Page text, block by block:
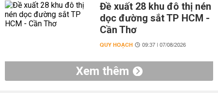
Đề xuất 28 khu đô thị nén
dọc đường sắt TP HCM -
Cần Thơ
QUY HOẠCH 09:37 | 07/08/2026
Xem thêm